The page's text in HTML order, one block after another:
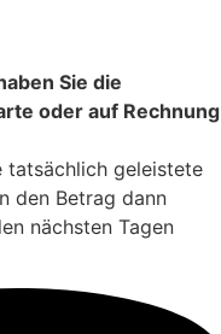
Sie die
oder auf Rechnung
tatsächlich geleistete
den Betrag dann
nächsten Tagen